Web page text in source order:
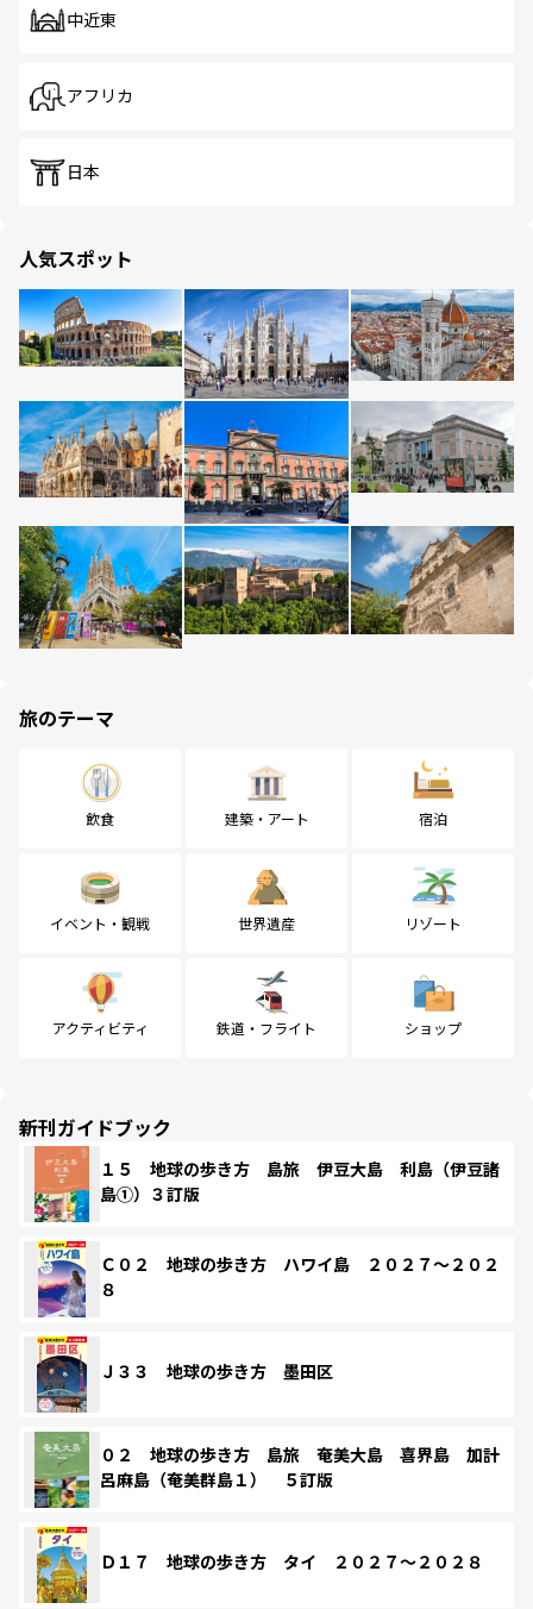
中近東
アフリカ
日本
人気スポット
旅のテーマ
飲食 建築・アート 宿泊
イベント・観戦 世界遺産 リゾート
アクティビティ 鉄道・フライト ショップ
新刊ガイドブック
１５ 地球の歩き方 島旅 伊豆大島 利島（伊豆諸
島①）３訂版
Ｃ０２ 地球の歩き方 ハワイ島 ２０２７～２０２
８
Ｊ３３ 地球の歩き方 墨田区
０２ 地球の歩き方 島旅 奄美大島 喜界島 加計
呂麻島（奄美群島１） ５訂版
Ｄ１７ 地球の歩き方 タイ ２０２７～２０２８